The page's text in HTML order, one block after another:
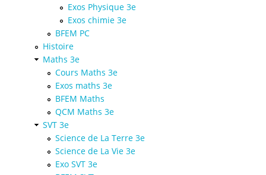
Exos Physique 3e
Exos chimie 3e
BFEM PC
Histoire
Maths 3e
Cours Maths 3e
Exos maths 3e
BFEM Maths
QCM Maths 3e
SVT 3e
Science de La Terre 3e
Science de La Vie 3e
Exo SVT 3e